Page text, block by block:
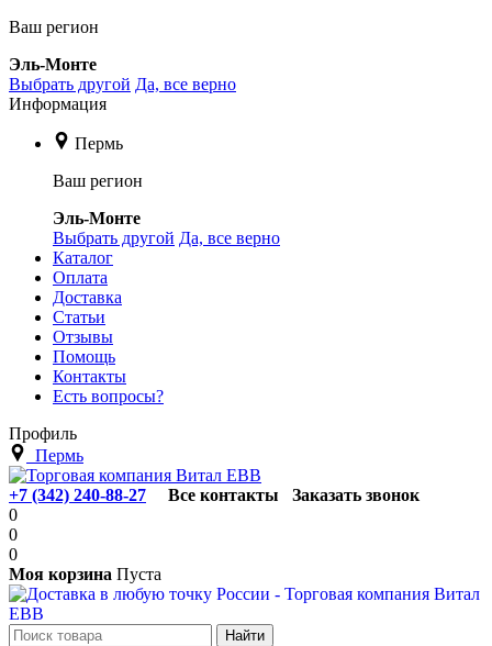
Ваш регион
Эль-Монте
Выбрать другой Да, все верно
Информация
Пермь
Ваш регион
Эль-Монте
Выбрать другой Да, все верно
Каталог
Оплата
Доставка
Статьи
Отзывы
Помощь
Контакты
Есть вопросы?
Профиль
Пермь
+7 (342) 240-88-27 Все контакты
Заказать звонок
0
0
0
Моя корзина Пуста